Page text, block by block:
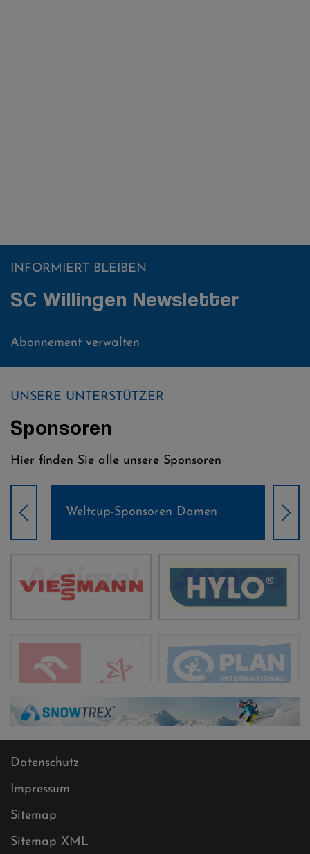
INFORMIERT BLEIBEN
SC Willingen Newsletter
Abonnement verwalten
UNSERE UNTERSTÜTZER
Sponsoren
Hier finden Sie alle unsere Sponsoren
Weltcup-Sponsoren Damen